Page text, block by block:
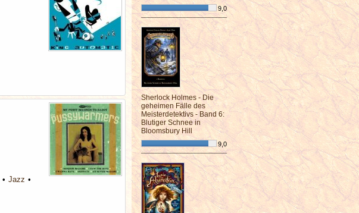
Jazz
9,0
¯¯¯¯¯¯¯¯¯¯¯¯¯¯¯¯¯¯¯¯¯¯¯¯
Sherlock Holmes - Die
geheimen Fälle des
Meisterdetektivs - Band 6:
Blutiger Schnee in
Bloomsbury Hill
9,0
¯¯¯¯¯¯¯¯¯¯¯¯¯¯¯¯¯¯¯¯¯¯¯¯